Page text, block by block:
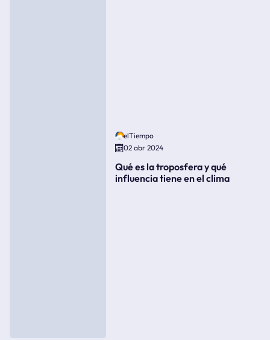
elTiempo
02 abr 2024
Qué es la troposfera y qué
influencia tiene en el clima